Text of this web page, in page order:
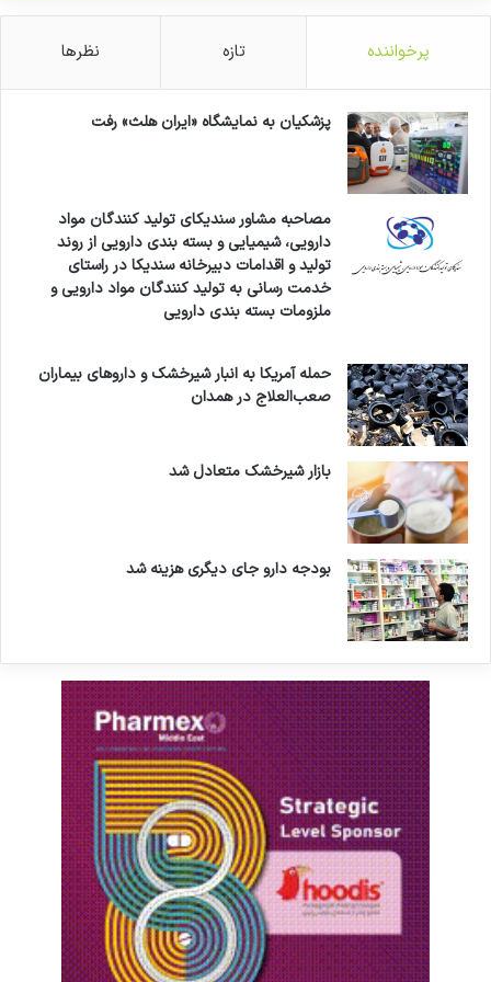
مناسب برای گیاه‌خواران و رژیم‌های پاک‌سازی
ریواس یکی از انتخاب‌های محبوب در رژیم‌های
گیاه‌خواری، خام‌گیاه‌خواری و رژیم‌های سم‌زدا است.
خاصیت ادرارآور طبیعی، عملکرد کبد و کلیه‌ها را
بهبود می‌دهد و از تجمع سموم در بدن جلوگیری
می‌کند. همچنین به دلیل کالری بسیار پایین و فیبر
بالا، در برنامه‌های کاهش وزن نیز جایگاه ویژه‌ای
یک هشدار جدی؛ زیاده‌روی نکنید
گرچه ریواس خواص زیادی دارد، اما مصرف بیش از
اندازه آن ممکن است برای برخی افراد به‌ویژه کسانی
که سنگ کلیه دارند، مشکل‌ساز شود.
اسید اگزالیک موجود در ساقه ریواس، در مصرف
طولانی‌مدت یا بیش‌ازحد می‌تواند در بدن تجمع
پرخواننده تازه نظرها
پزشکیان به نمایشگاه «ایران هلث» رفت
مصاحبه مشاور سندیکای تولید کنندگان مواد
دارویی، شیمیایی و بسته بندی دارویی از روند
تولید و اقدامات دبیرخانه سندیکا در راستای
خدمت رسانی به تولید کنندگان مواد دارویی و
ملزومات بسته بندی دارویی
حمله آمریکا به انبار شیرخشک و داروهای بیماران
صعب‌العلاج در همدان
بازار شیرخشک متعادل شد
بودجه دارو جای دیگری هزینه شد